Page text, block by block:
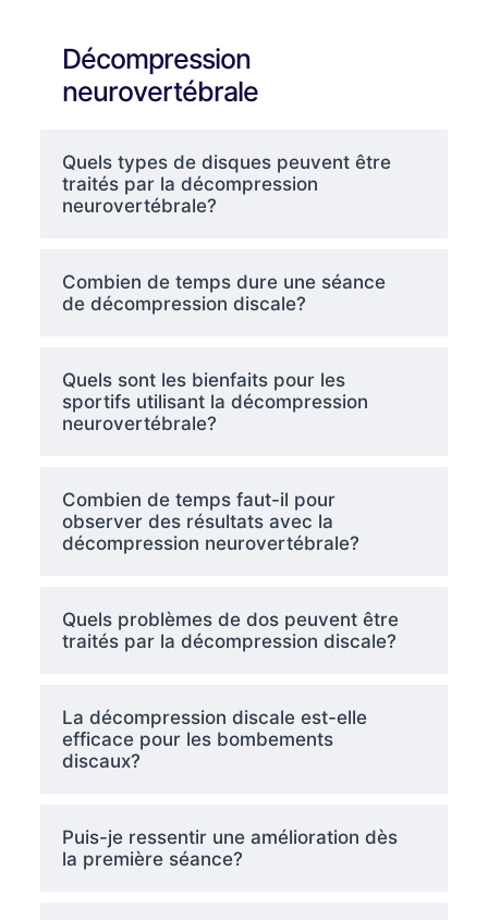
Décompression
neurovertébrale
Quels types de disques peuvent être
traités par la décompression
neurovertébrale?
Combien de temps dure une séance
de décompression discale?
Quels sont les bienfaits pour les
sportifs utilisant la décompression
neurovertébrale?
Combien de temps faut-il pour
observer des résultats avec la
décompression neurovertébrale?
Quels problèmes de dos peuvent être
traités par la décompression discale?
La décompression discale est-elle
efficace pour les bombements
discaux?
Puis-je ressentir une amélioration dès
la première séance?